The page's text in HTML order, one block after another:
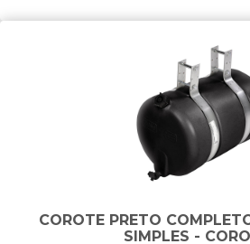
COROTE PRETO
SIMPLES -